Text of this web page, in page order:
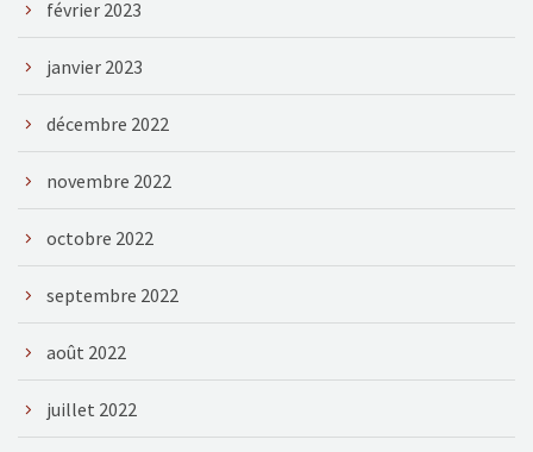
février 2023
janvier 2023
décembre 2022
novembre 2022
octobre 2022
septembre 2022
août 2022
juillet 2022